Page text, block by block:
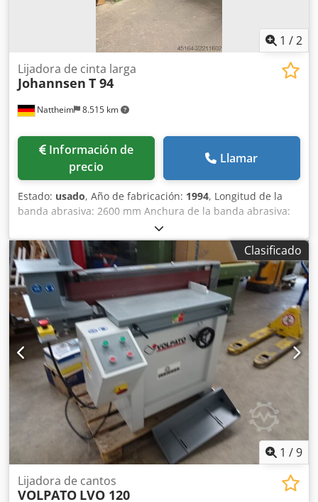
1 /2
Nattheim 8.515 km
Lijadora de cinta larga
Johannsen T 94
Información de
precio
Llamar
Estado: usado, Año de fabricación: 1994, Longitud de la
banda abrasiva: 2600 mm Anchura de la banda abrasiva:
850 mm Diámetro de la conexión para el sistema de
aspiración: 180 mm Motor: 4 kW Velocidad: 1430 min-1
Velocidad de la banda: 22 m/s Djdpfx Acozg Nawo Dock
Peso: aprox. 700 kg Ubicación: en las instalaciones del
cliente.
Clasificado
1 /9
Lijadora de cantos
VOLPATO LVO 120